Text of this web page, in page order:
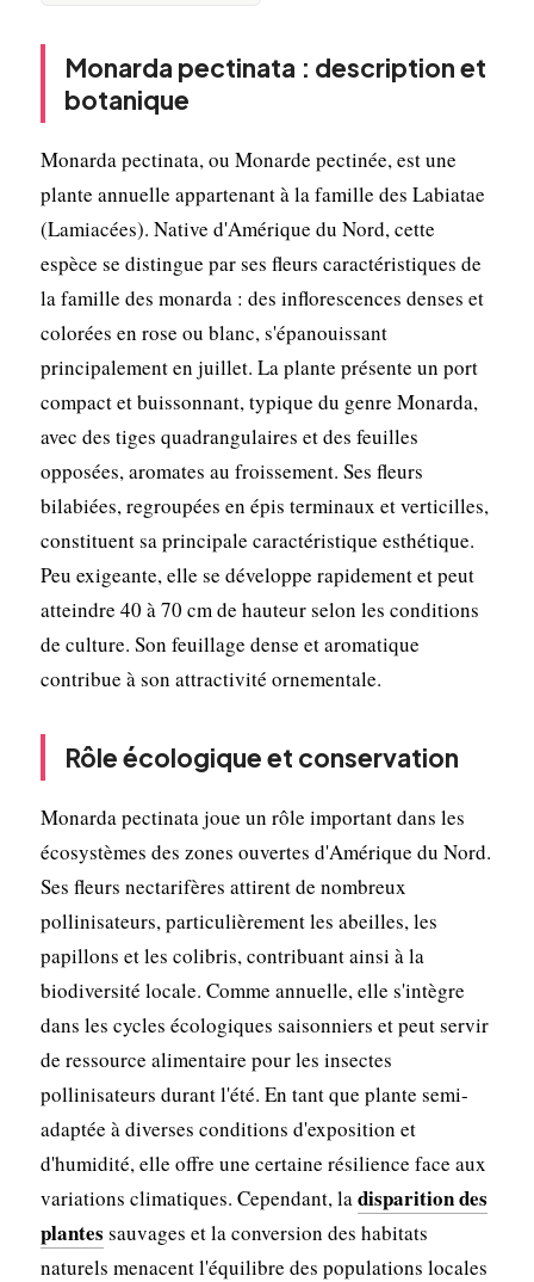
Monarda pectinata : description et
botanique
Monarda pectinata, ou Monarde pectinée, est une
plante annuelle appartenant à la famille des Labiatae
(Lamiacées). Native d'Amérique du Nord, cette
espèce se distingue par ses fleurs caractéristiques de
la famille des monarda : des inflorescences denses et
colorées en rose ou blanc, s'épanouissant
principalement en juillet. La plante présente un port
compact et buissonnant, typique du genre Monarda,
avec des tiges quadrangulaires et des feuilles
opposées, aromates au froissement. Ses fleurs
bilabiées, regroupées en épis terminaux et verticilles,
constituent sa principale caractéristique esthétique.
Peu exigeante, elle se développe rapidement et peut
atteindre 40 à 70 cm de hauteur selon les conditions
de culture. Son feuillage dense et aromatique
contribue à son attractivité ornementale.
Rôle écologique et conservation
Monarda pectinata joue un rôle important dans les
écosystèmes des zones ouvertes d'Amérique du Nord.
Ses fleurs nectarifères attirent de nombreux
pollinisateurs, particulièrement les abeilles, les
papillons et les colibris, contribuant ainsi à la
biodiversité locale. Comme annuelle, elle s'intègre
dans les cycles écologiques saisonniers et peut servir
de ressource alimentaire pour les insectes
pollinisateurs durant l'été. En tant que plante semi-
adaptée à diverses conditions d'exposition et
d'humidité, elle offre une certaine résilience face aux
variations climatiques. Cependant, ladisparition des
plantes sauvages et la conversion des habitats
naturels menacent l'équilibre des populations locales